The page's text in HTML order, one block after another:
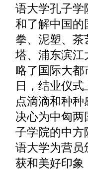
语大学孔子学
和了解中国的
拳、泥塑、茶
塔、浦东滨江
略了国际大
日，结业仪
点滴滴和种
决心为中匈
子学院的中方
语大学为营员
获和美好印象